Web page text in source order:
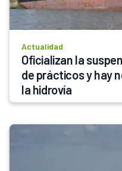
Actualidad
Oficializan la
de prácticos y hay
la hidrovía